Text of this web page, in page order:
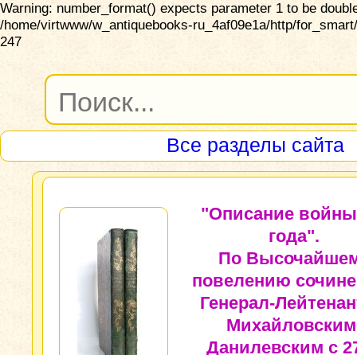
Warning: number_format() expects parameter 1 to be
/home/virtwww/w_antiquebooks-ru_4af09e1a/http/
247
Все разделы сайта
"Описание войны
года".
По
повелению
Генерал-
Данилевским с